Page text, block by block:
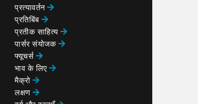
प्रत्यावर्तन
प्रतिबिंब
प्रतीक साहित्य
पार्सर संयोजक
फ्यूचर्स
भाव के लिए
मैक्रो
लक्षण